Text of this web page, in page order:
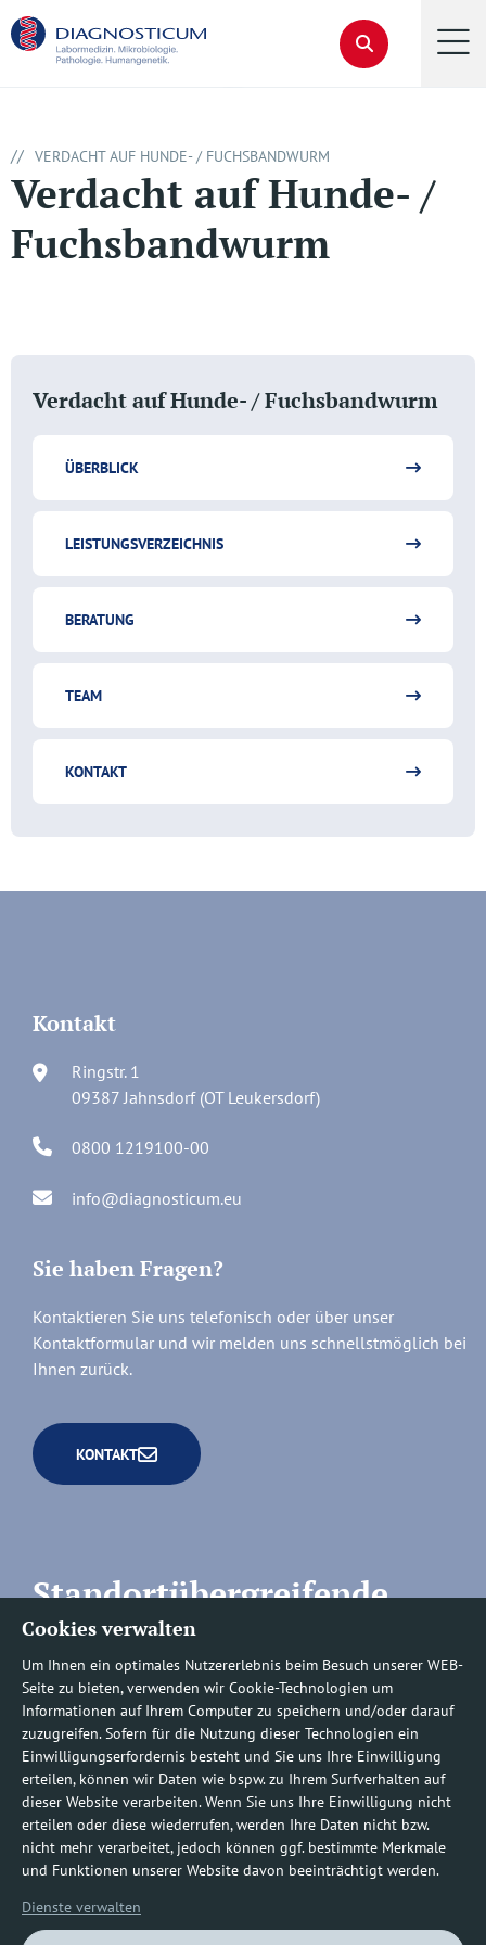
Cookies verwalten
Um Ihnen ein optimales Nutzererlebnis beim Besuch unserer WEB-
Seite zu bieten, verwenden wir Cookie-Technologien um
Informationen auf Ihrem Computer zu speichern und/oder darauf
zuzugreifen. Sofern für die Nutzung dieser Technologien ein
Einwilligungserfordernis besteht und Sie uns Ihre Einwilligung
erteilen, können wir Daten wie bspw. zu Ihrem Surfverhalten auf
dieser Website verarbeiten. Wenn Sie uns Ihre Einwilligung nicht
erteilen oder diese wiederrufen, werden Ihre Daten nicht bzw.
nicht mehr verarbeitet, jedoch können ggf. bestimmte Merkmale
und Funktionen unserer Website davon beeinträchtigt werden.
Dienste verwalten
Verdacht auf Hunde- / Fuchsbandwurm
ÜBERBLICK
LEISTUNGSVERZEICHNIS
BERATUNG
TEAM
KONTAKT
// VERDACHT AUF HUNDE- / FUCHSBANDWURM
Verdacht auf Hunde- /
Fuchsbandwurm
Kontakt
Ringstr. 1
09387 Jahnsdorf (OT Leukersdorf)
0800 1219100-00
info@diagnosticum.eu
Sie haben Fragen?
Kontaktieren Sie uns telefonisch oder über unser
Kontaktformular und wir melden uns schnellstmöglich bei
Ihnen zurück.
KONTAKT
Standortübergreifende
Rufnummern
Befundauskünfte/
Nachforderungen
0800 1219100-10